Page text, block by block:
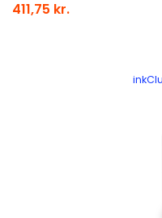
411,75 kr.